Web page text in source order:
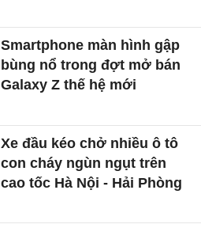
Smartphone màn hình gập
bùng nổ trong đợt mở bán
Galaxy Z thế hệ mới
Xe đầu kéo chở nhiều ô tô
con cháy ngùn ngụt trên
cao tốc Hà Nội - Hải Phòng